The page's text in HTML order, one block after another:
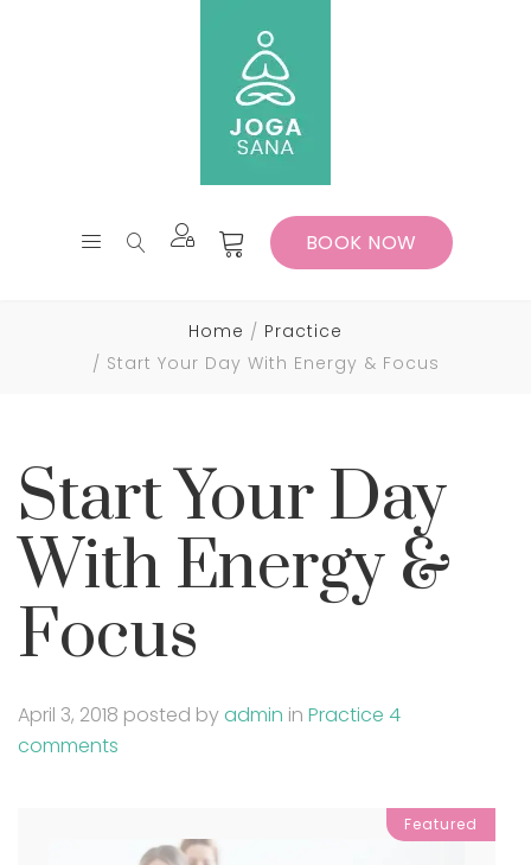
BOOK NOW
Home
Practice
Start Your Day With Energy & Focus
Start Your Day
With Energy &
Focus
April 3, 2018 posted byadmin in Practice 4
comments
Featured